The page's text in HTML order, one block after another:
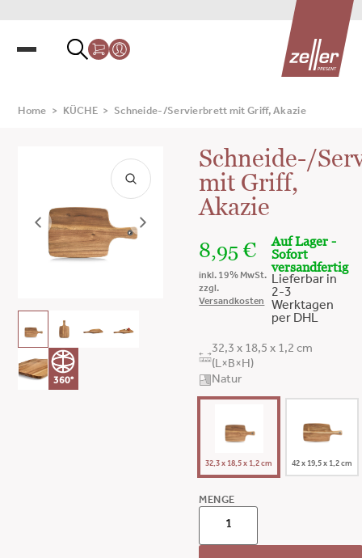
Home > KÜCHE > Schneide-/Servierbrett mit Griff, Akazie
360°
Schneide-/
mit Griff,
Akazie
8,95€
inkl. 19% MwSt.
zzgl.
Versandkosten
Auf Lager -
Sofort
versandfertig
Lieferbar in
2-3
Werktagen
per DHL
32,3 x 18,5 x 1,2 cm
(L×B×H)
Natur
32,3 x 18,5 x 1,2 cm 42 x 19,5 x 1,2 cm
MENGE